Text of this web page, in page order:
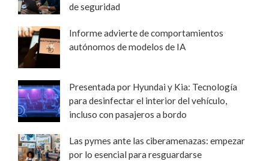
de seguridad
Informe advierte de comportamientos
autónomos de modelos de IA
Presentada por Hyundai y Kia: Tecnología
para desinfectar el interior del vehículo,
incluso con pasajeros a bordo
Las pymes ante las ciberamenazas: empezar
por lo esencial para resguardarse